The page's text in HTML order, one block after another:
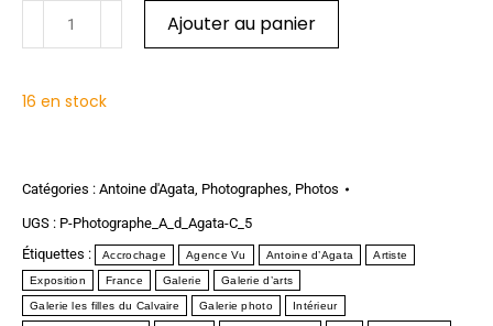
Ajouter au panier
16 en stock
Catégories : Antoine d'Agata, Photographes, Photos
UGS : P-Photographe_A_d_Agata-C_5
Étiquettes :
Accrochage Agence Vu Antoine d’Agata Artiste
Exposition France Galerie Galerie d’arts
Galerie les filles du Calvaire Galerie photo Intérieur